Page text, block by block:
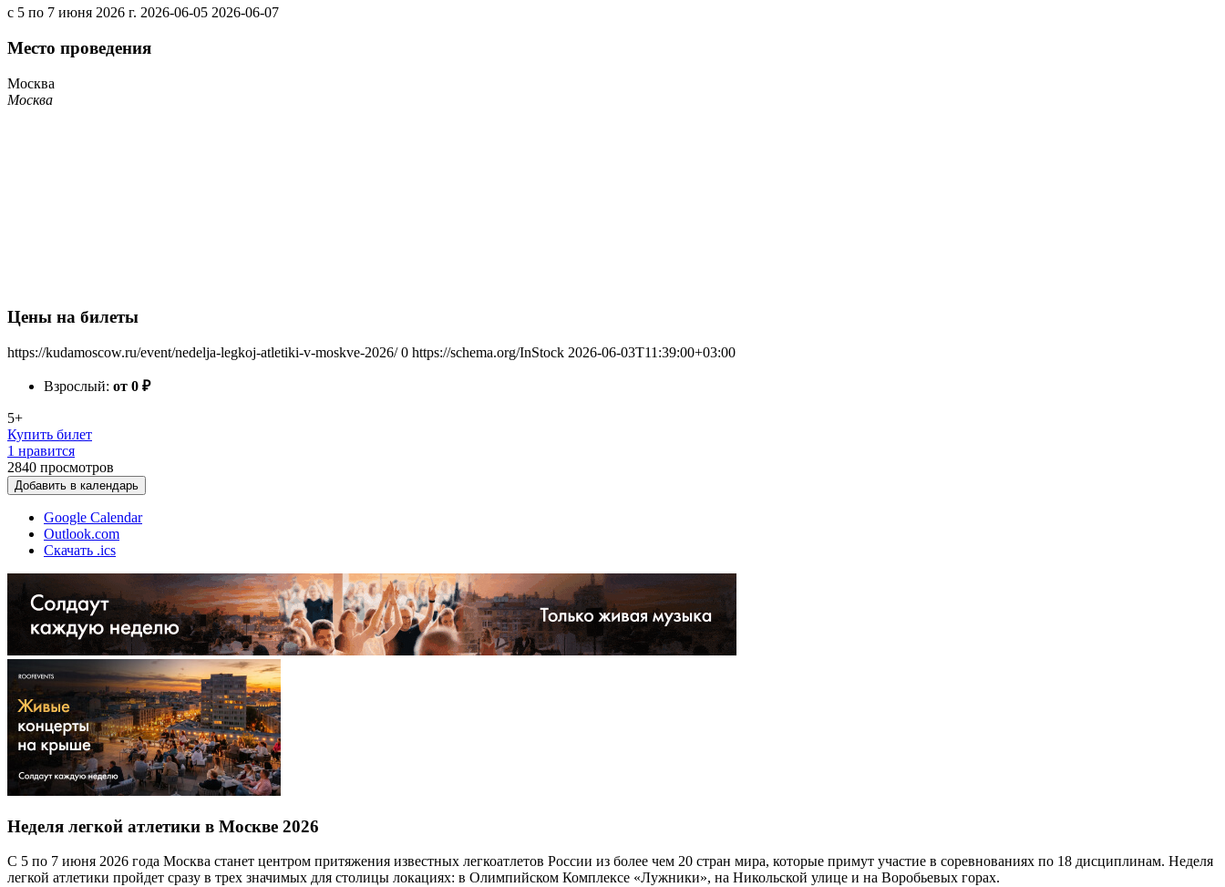
с 5 по 7 июня 2026 г. 2026-06-05 2026-06-07
Место проведения
Москва
Москва
Цены на билеты
https://kudamoscow.ru/event/nedelja-legkoj-atletiki-v-moskve-2026/ 0 https://schema.org/InStock 2026-06-03T11:39:00+03:00
Взрослый: от 0 ₽
5+
Купить билет
1 нравится
2840 просмотров
Добавить в календарь
Google Calendar
Outlook.com
Скачать .ics
Неделя легкой атлетики в Москве 2026
С 5 по 7 июня 2026 года Москва станет центром притяжения известных легкоатлетов России из более чем 20 стран мира, которые примут участие в соревнованиях по 18 дисциплинам. Неделя
легкой атлетики пройдет сразу в трех значимых для столицы локациях: в Олимпийском Комплексе «Лужники», на Никольской улице и на Воробьевых горах.